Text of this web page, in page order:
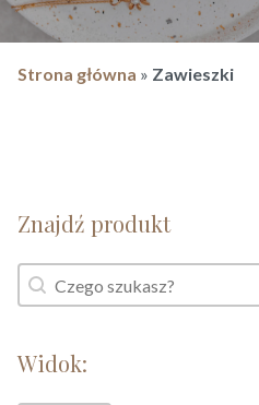
Strona główna » Zawieszki
Znajdź produkt
Znajdź produkt
Znajdź produkt
Widok: